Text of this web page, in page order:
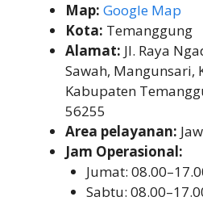
Map: Google Map
Kota: Temanggung
Alamat: Jl. Raya
Sawah, Mangunsari,
Kabupaten
56255
Area pelayanan:
Jam Operasional:
Jumat:
Sabtu: